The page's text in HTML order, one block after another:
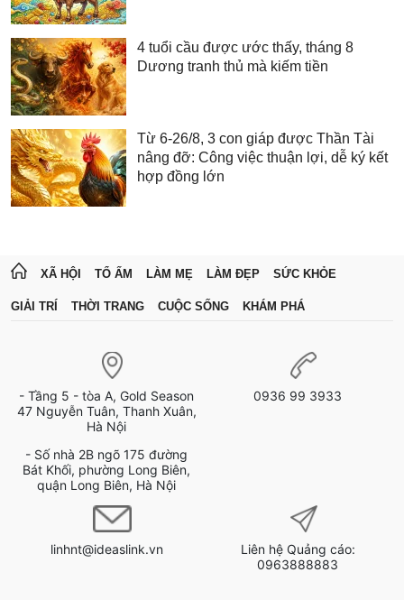
4 tuổi cầu được ước thấy, tháng 8
Dương tranh thủ mà kiếm tiền
Từ 6-26/8, 3 con giáp được Thần Tài
nâng đỡ: Công việc thuận lợi, dễ ký kết
hợp đồng lớn
XÃ HỘI TỔ ẤM LÀM MẸ LÀM ĐẸP SỨC KHỎE
GIẢI TRÍ THỜI TRANG CUỘC SỐNG KHÁM PHÁ
- Tầng 5 - tòa A, Gold Season
47 Nguyễn Tuân, Thanh Xuân,
Hà Nội
- Số nhà 2B ngõ 175 đường
Bát Khối, phường Long Biên,
quận Long Biên, Hà Nội
0936 99 3933
linhnt@ideaslink.vn
Liên hệ Quảng cáo:
0963888883